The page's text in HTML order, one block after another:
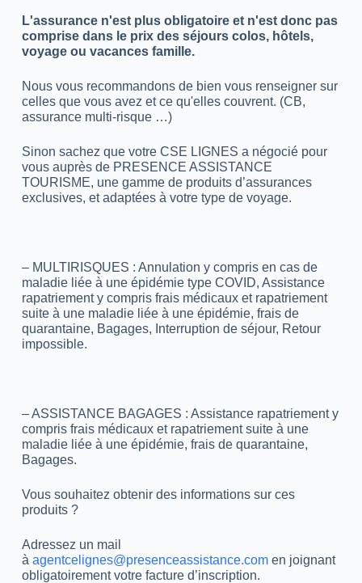
L'assurance n'est plus obligatoire et n'est donc pas
comprise dans le prix des séjours colos, hôtels,
voyage ou vacances famille.
Nous vous recommandons de bien vous renseigner sur
celles que vous avez et ce qu'elles couvrent. (CB,
assurance multi-risque …)
Sinon sachez que votre CSE LIGNES a négocié pour
vous auprès de PRESENCE ASSISTANCE
TOURISME, une gamme de produits d’assurances
exclusives, et adaptées à votre type de voyage.
– MULTIRISQUES : Annulation y compris en cas de
maladie liée à une épidémie type COVID, Assistance
rapatriement y compris frais médicaux et rapatriement
suite à une maladie liée à une épidémie, frais de
quarantaine, Bagages, Interruption de séjour, Retour
impossible.
– ASSISTANCE BAGAGES : Assistance rapatriement y
compris frais médicaux et rapatriement suite à une
maladie liée à une épidémie, frais de quarantaine,
Bagages.
Vous souhaitez obtenir des informations sur ces
produits ?
Adressez un mail
à agentcelignes@presenceassistance.comen joignant
obligatoirement votre facture d’inscription.